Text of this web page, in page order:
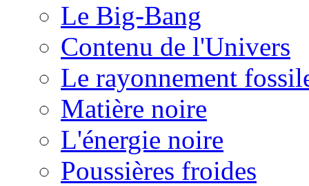
Le Big-Bang
Contenu de l'Univers
Le rayonnement
Matière noire
L'énergie noire
Poussières froides